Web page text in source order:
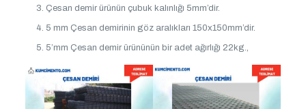
Çesan demir ürünün çubuk kalınlığı 5mm’dir.
5 mm Çesan demirinin göz aralıkları 150x150mm’dir.
5’mm Çesan demir ürününün bir adet ağırlığı 22kg.,